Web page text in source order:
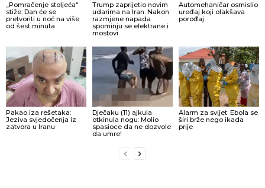
„Pomračenje stoljeća“
stiže: Dan će se
pretvoriti u noć na više
od šest minuta
Trump zaprijetio novim
udarima na Iran: Nakon
razmjene napada
spominju se elektrane i
mostovi
Automehaničar osmislio
uređaj koji olakšava
porođaj
Pakao iza rešetaka:
Jeziva svjedočenja iz
zatvora u Iranu
Dječaku (11) ajkula
otkinula nogu: Molio
spasioce da ne dozvole
da umre!
Alarm za svijet: Ebola se
širi brže nego ikada
prije